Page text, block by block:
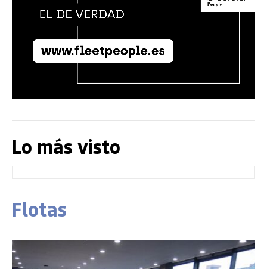
Lo más visto
Flotas